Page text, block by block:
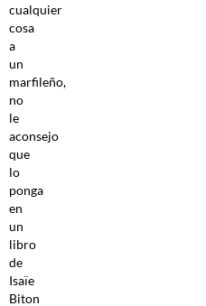
cualquier
cosa
a
un
marfileño,
no
le
aconsejo
que
lo
ponga
en
un
libro
de
Isaïe
Biton